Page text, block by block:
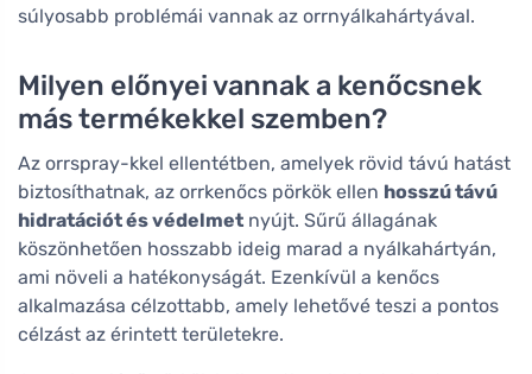
súlyosabb problémái vannak az orrnyálkahártyával.
Milyen előnyei vannak a kenőcsnek
más termékekkel szemben?
Az orrspray-kkel ellentétben, amelyek rövid távú hatást
biztosíthatnak, az orrkenőcs pörkök ellen hosszú távú
hidratációt és védelmet nyújt. Sűrű állagának
köszönhetően hosszabb ideig marad a nyálkahártyán,
ami növeli a hatékonyságát. Ezenkívül a kenőcs
alkalmazása célzottabb, amely lehetővé teszi a pontos
célzást az érintett területekre.